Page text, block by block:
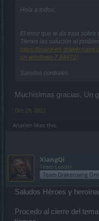
Hola a todos,
El error que te da trata
Tienes las solución al
https://board-
on-windows-7.84472/
Saludos cordiales.
Muchísimas gracias, Un
Oct 29, 2022
Anarien likes this.
XiangQi
Team Leader
Team Drakensang
Saludos Héroes y
Procedo al cierre del